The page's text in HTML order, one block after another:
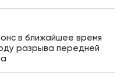
в ближайшее время
разрыва передней